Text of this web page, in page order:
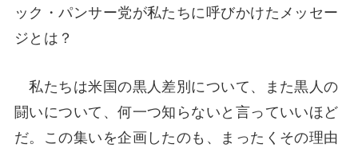
ック・パンサー党が私たちに呼びかけたメッセー
ジとは？
私たちは米国の黒人差別について、また黒人の
闘いについて、何一つ知らないと言っていいほど
だ。この集いを企画したのも、まったくその理由